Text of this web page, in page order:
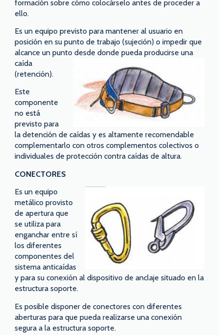
formación sobre cómo colocárselo antes de proceder a
ello.
Es un equipo previsto para mantener al usuario en
posición en su punto de trabajo (sujeción) o impedir que
alcance un punto desde donde pueda producirse una
caída
(retención).
Este
componente
no está
previsto para
la detención de caídas y es altamente recomendable
complementarlo con otros complementos colectivos o
individuales de protección contra caídas de altura.
CONECTORES
Es un equipo
metálico provisto
de apertura que
se utiliza para
enganchar entre sí
los diferentes
componentes del
sistema anticaídas
y para su conexión al dispositivo de anclaje situado en la
estructura soporte.
Es posible disponer de conectores con diferentes
aberturas para que pueda realizarse una conexión
segura a la estructura soporte.